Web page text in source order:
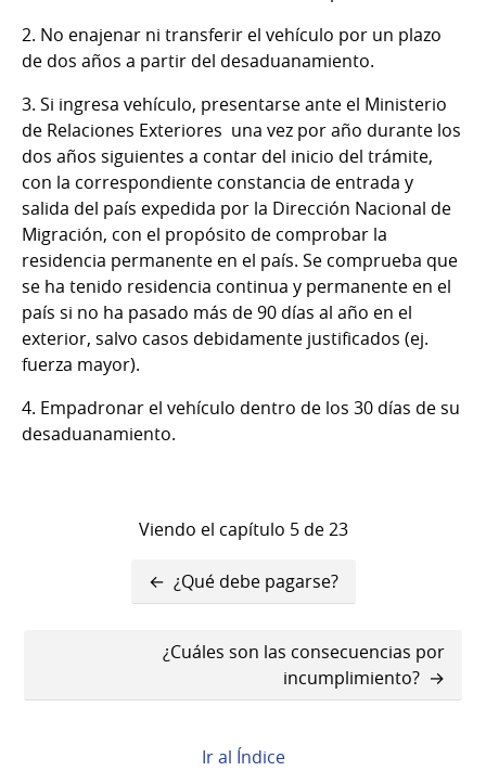
2. No enajenar ni transferir el vehículo por un plazo
de dos años a partir del desaduanamiento.
3. Si ingresa vehículo, presentarse ante el Ministerio
de Relaciones Exteriores una vez por año durante los
dos años siguientes a contar del inicio del trámite,
con la correspondiente constancia de entrada y
salida del país expedida por la Dirección Nacional de
Migración, con el propósito de comprobar la
residencia permanente en el país. Se comprueba que
se ha tenido residencia continua y permanente en el
país si no ha pasado más de 90 días al año en el
exterior, salvo casos debidamente justificados (ej.
fuerza mayor).
4. Empadronar el vehículo dentro de los 30 días de su
desaduanamiento.
Viendo el capítulo 5 de 23
transversales
Book
¿Qué debe pagarse?
¿Cuáles son las consecuencias por
incumplimiento?
Ir al Índice